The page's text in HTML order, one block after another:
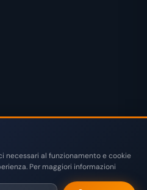
Conte — Tutti i diritti riservati.
KLARNA SATISPAY
necessari al funzionamento e cookie
Per maggiori informazioni